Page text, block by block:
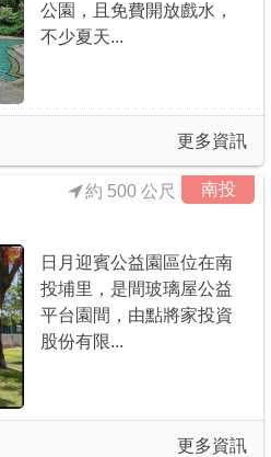
公園，且免費開放戲水，
不少夏天...
更多資訊
南投
約 500 公尺
日月迎賓公益園區位在南
投埔里，是間玻璃屋公益
平台園間，由點將家投資
股份有限...
更多資訊